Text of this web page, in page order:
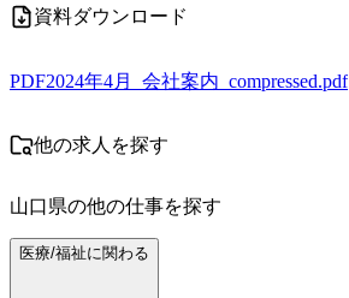
資料ダウンロード
PDF2024年4月_会社案内_compressed.pdf
他の求人を探す
山口県の他の仕事を探す
医療/福祉に関わる